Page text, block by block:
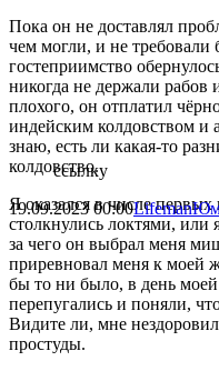
Пока он не доставлял
чем могли, и не
гостеприимство
никогда не держали рабов
плохого, он отплатил
индейским колдовством и
знаю, есть ли какая-то
колдовство.
Я оказался в числе
столкнулись локтями, или
за чего он выбрал меня
приревновал меня к моей
бы то ни было, в день
перепугались и поняли,
Видите ли, мне
простуды.
ссылку
19.09.2023 00:00Lifeman